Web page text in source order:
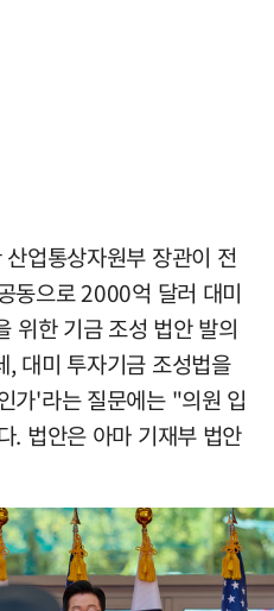
업통상자원부 장관이 전
동으로 2000억 달러 대미
위한 기금 조성 법안 발의
, 대미 투자기금 조성법을
가'라는 질문에는 "의원 입
. 법안은 아마 기재부 법안